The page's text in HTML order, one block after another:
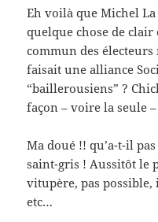
Eh voilà que Michel La
quelque chose de
commun des
faisait une alliance
“baillerousiens” ?
façon – voire la seule
Ma doué !! qu’a-t-il
saint-gris ! Aussitôt le
vitupère, pas
etc…